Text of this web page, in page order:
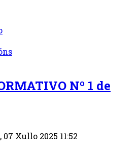
Nº 1 de
Xullo 2025 11:52